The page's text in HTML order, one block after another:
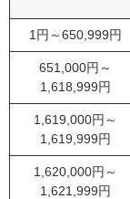
1円～650,999円
651,000円～
1,618,999円
1,619,000円～
1,619,999円
1,620,000円～
1,621,999円